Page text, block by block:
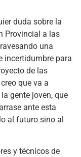
duda sobre la
Provincial a las
una
incertidumbre para
de las
que va a
gente joven, que
ante esta
al futuro sino al
y técnicos de